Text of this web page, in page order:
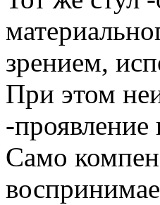
зрением,
При этом
-проявление
Само